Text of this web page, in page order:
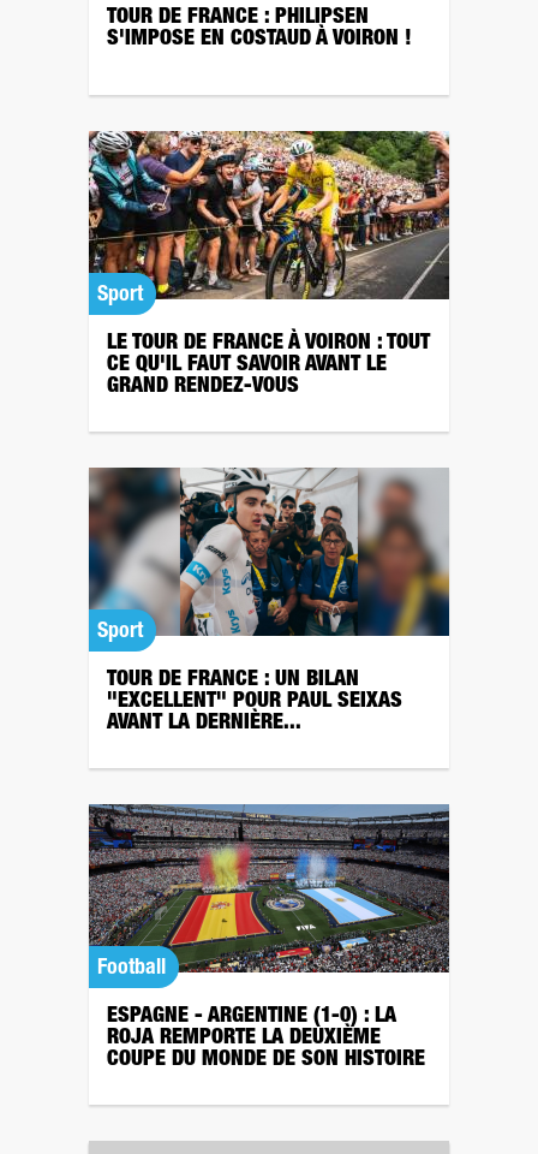
TOUR DE FRANCE : PHILIPSEN
S'IMPOSE EN COSTAUD À VOIRON !
Sport
LE TOUR DE FRANCE À VOIRON : TOUT
CE QU'IL FAUT SAVOIR AVANT LE
GRAND RENDEZ-VOUS
Sport
TOUR DE FRANCE : UN BILAN
"EXCELLENT" POUR PAUL SEIXAS
AVANT LA DERNIÈRE...
Football
ESPAGNE - ARGENTINE (1-0) : LA
ROJA REMPORTE LA DEUXIÈME
COUPE DU MONDE DE SON HISTOIRE